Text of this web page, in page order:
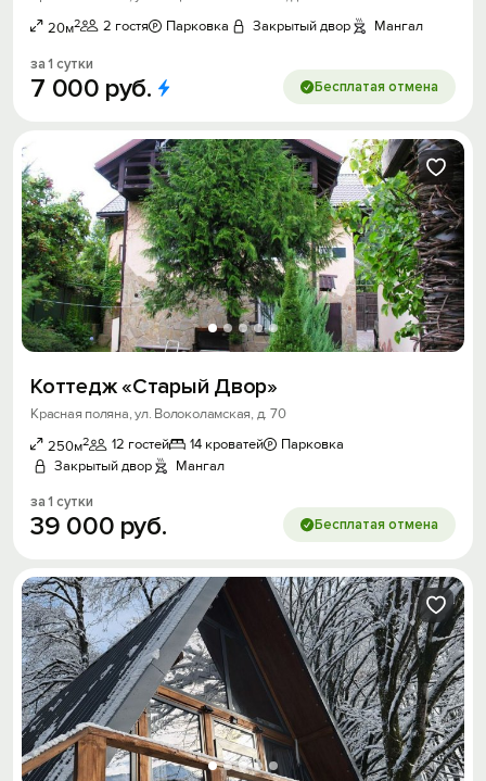
20м2 2 гостя Парковка Закрытый двор Мангал
за 1 сутки
7 000 руб. Бесплатая отмена
Коттедж «Старый Двор»
Красная поляна, ул. Волоколамская, д. 70
250м2 12 гостей 14 кроватей
Парковка
Закрытый двор
Мангал
за 1 сутки
39 000 руб. Бесплатая отмена